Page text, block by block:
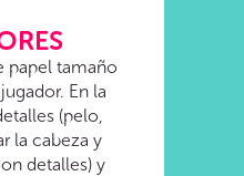
papel tamaño
En la
(pelo,
la cabeza y
detalles) y